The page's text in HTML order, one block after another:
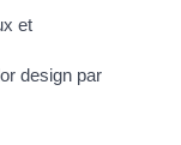
et
design par